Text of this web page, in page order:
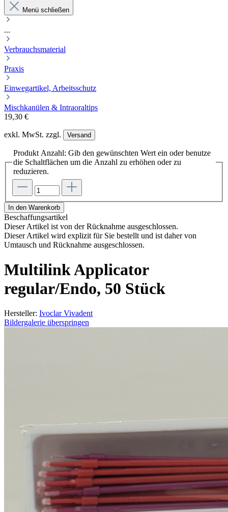
Menü schließen
...
Verbrauchsmaterial
Praxis
Einwegartikel, Arbeitsschutz
Mischkanülen & Intraoraltips
19,30 €
exkl. MwSt. zzgl. Versand
Produkt Anzahl: Gib den gewünschten Wert ein oder benutze
die Schaltflächen um die Anzahl zu erhöhen oder zu
reduzieren.
In den Warenkorb
Beschaffungsartikel
Dieser Artikel ist von der Rücknahme ausgeschlossen.
Dieser Artikel wird explizit für Sie bestellt und ist daher von
Umtausch und Rücknahme ausgeschlossen.
Multilink Applicator
regular/Endo, 50 Stück
Hersteller: Ivoclar Vivadent
Bildergalerie überspringen